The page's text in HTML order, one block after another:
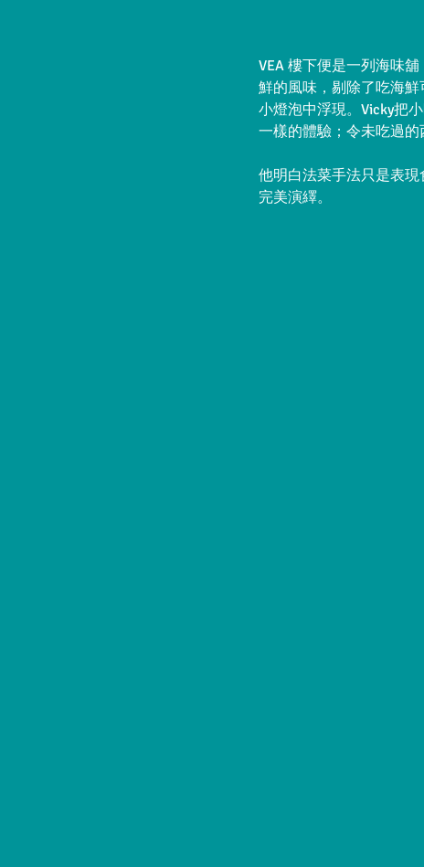
VEA 樓下便是一列海味
鮮的風味，剔除了吃海
小燈泡中浮現。Vicky把
一樣的體驗；令未吃過的
他明白法菜手法只是表
完美演繹。